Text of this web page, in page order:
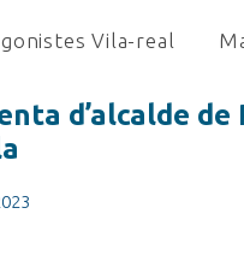
Vila-real
d’alcalde de